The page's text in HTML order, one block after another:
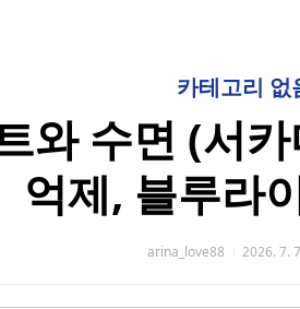
카테고리 없
와 수면 (서
억제, 블루라
arina_love88 2026. 7.